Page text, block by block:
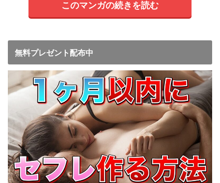
このマンガの続きを読む
無料プレゼント配布中